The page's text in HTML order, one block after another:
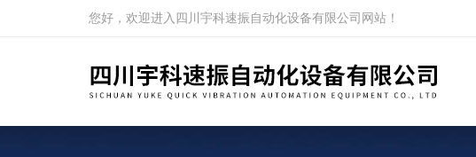
您好，欢迎进入四川宇科速振自动化设备有限公司网站！